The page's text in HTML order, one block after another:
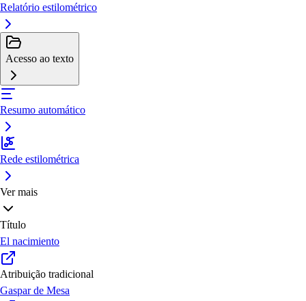
Relatório estilométrico
Acesso ao texto
Resumo automático
Rede estilométrica
Ver mais
Título
El nacimiento
Atribuição tradicional
Gaspar de Mesa